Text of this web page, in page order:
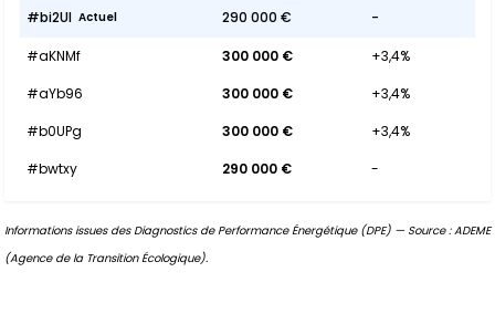
#bi2Ul Actuel 290 000 € -
#aKNMf 300 000 €
+3,4%
#aYb96
300 000 €
+3,4%
#b0UPg
300 000 €
+3,4%
#bwtxy
290 000 € -
Informations issues des Diagnostics de Performance Énergétique (DPE) — Source : ADEME
(Agence de la Transition Écologique).